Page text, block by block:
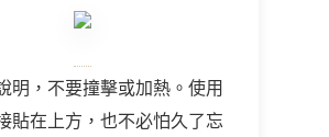
明，不要撞擊或加熱。使用
貼在上方，也不必怕久了忘